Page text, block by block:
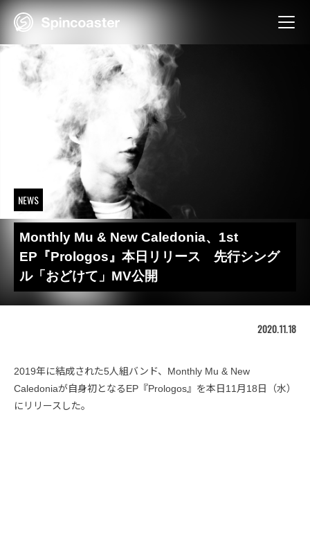
Skip
NEWS
Monthly Mu & New Caledonia、1st
EP『Prologos』本日リリース 先行シング
ル「おどけて」MV公開
2020.11.18
2019年に結成された5人組バンド、Monthly Mu & New
Caledoniaが自身初となるEP『Prologos』を本日11月18日（水）
にリリースした。